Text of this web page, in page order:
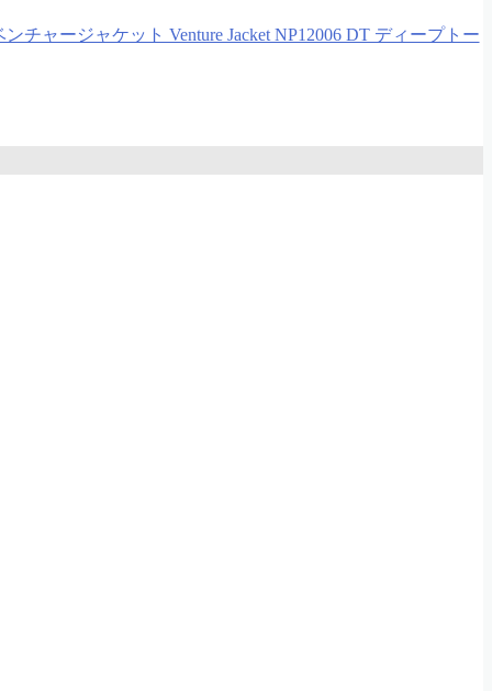
チャージャケット Venture Jacket NP12006 DT ディープトー